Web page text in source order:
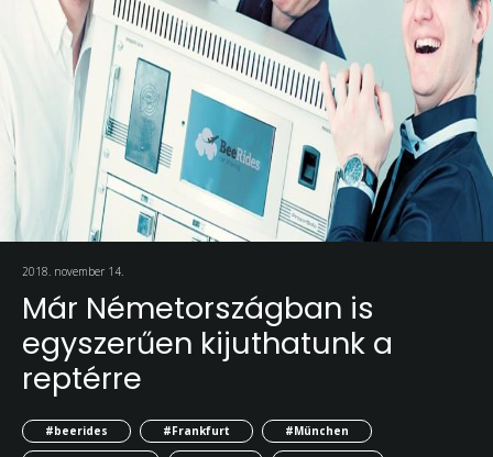
2018. november 14.
Már Németországban is
egyszerűen kijuthatunk a
reptérre
#beerides #Frankfurt
#München